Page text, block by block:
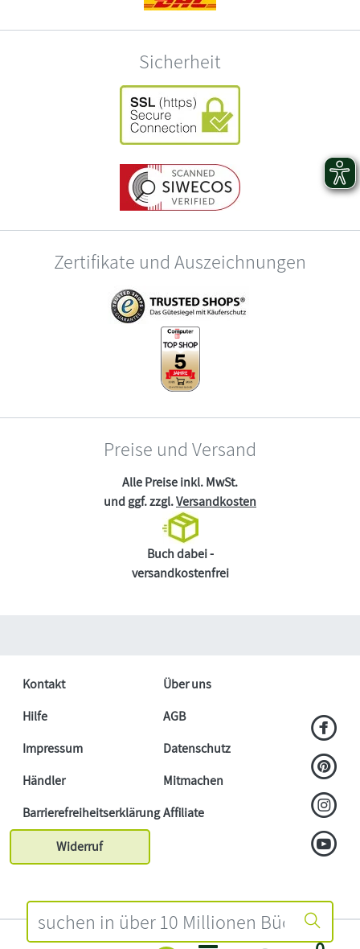
Sicherheit
Zertifikate und Auszeichnungen
Preise und Versand
Alle Preise inkl. MwSt.
und ggf. zzgl.Versandkosten
Buch dabei -
versandkostenfrei
Kontakt
Über uns
Hilfe
AGB
Impressum
Datenschutz
Händler
Mitmachen
BarrierefreiheitserklärungAffiliate
Widerruf